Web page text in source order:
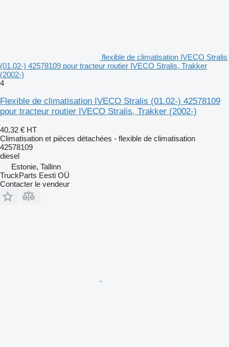
flexible de climatisation IVECO Stralis
(01.02-) 42578109 pour tracteur routier IVECO Stralis, Trakker
(2002-)
4
Flexible de climatisation IVECO Stralis (01.02-) 42578109
pour tracteur routier IVECO Stralis, Trakker (2002-)
40,32 € HT
Climatisation et pièces détachées - flexible de climatisation
42578109
diesel
Estonie, Tallinn
TruckParts Eesti OÜ
Contacter le vendeur